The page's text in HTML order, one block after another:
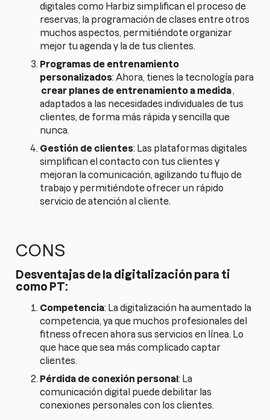
digitales como Harbiz simplifican el proceso de
reservas, la programación de clases entre otros
muchos aspectos, permitiéndote organizar
mejor tu agenda y la de tus clientes.
Programas de entrenamiento
personalizados: Ahora, tienes la tecnología para
crear planes de entrenamiento a medida,
adaptados a las necesidades individuales de tus
clientes, de forma más rápida y sencilla que
nunca.
Gestión de clientes: Las plataformas digitales
simplifican el contacto con tus clientes y
mejoran la comunicación, agilizando tu flujo de
trabajo y permitiéndote ofrecer un rápido
servicio de atención al cliente.
CONS
Desventajas de la digitalización para ti
como PT:
Competencia: La digitalización ha aumentado la
competencia, ya que muchos profesionales del
fitness ofrecen ahora sus servicios en línea. Lo
que hace que sea más complicado captar
clientes.
Pérdida de conexión personal: La
comunicación digital puede debilitar las
conexiones personales con los clientes.